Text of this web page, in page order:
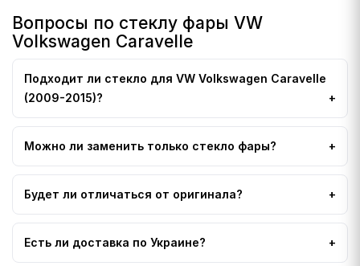
Вопросы по стеклу фары VW
Volkswagen Caravelle
Подходит ли стекло для VW Volkswagen Caravelle
(2009-2015)?
Можно ли заменить только стекло фары?
Будет ли отличаться от оригинала?
Есть ли доставка по Украине?